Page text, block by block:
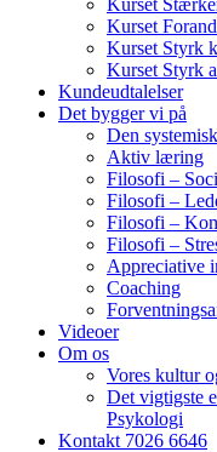
Kurset
Kurset
Kurset Styrk
Kurset Styrk
Kundeudtalelser
Det bygger vi på
Den
Aktiv læring
Filosofi –
Filosofi –
Filosofi –
Filosofi –
Appreciative
Coaching
Videoer
Om os
Vores kultur
Det vigtigste
Psykologi
Kontakt 7026 6646